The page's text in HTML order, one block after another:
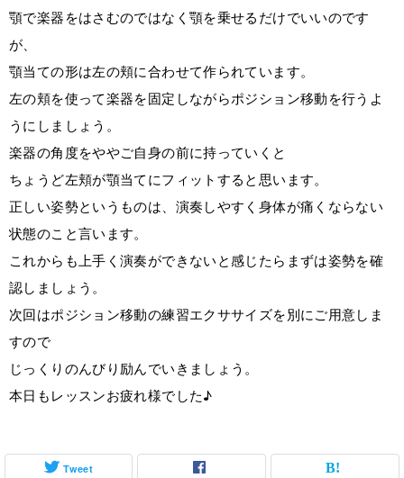
顎で楽器をはさむのではなく顎を乗せるだけでいいのです
が、
顎当ての形は左の頬に合わせて作られています。
左の頬を使って楽器を固定しながらポジション移動を行うよ
うにしましょう。
楽器の角度をややご自身の前に持っていくと
ちょうど左頬が顎当てにフィットすると思います。
正しい姿勢というものは、演奏しやすく身体が痛くならない
状態のこと言います。
これからも上手く演奏ができないと感じたらまずは姿勢を確
認しましょう。
次回はポジション移動の練習エクササイズを別にご用意しま
すので
じっくりのんびり励んでいきましょう。
本日もレッスンお疲れ様でした♪
Tweet